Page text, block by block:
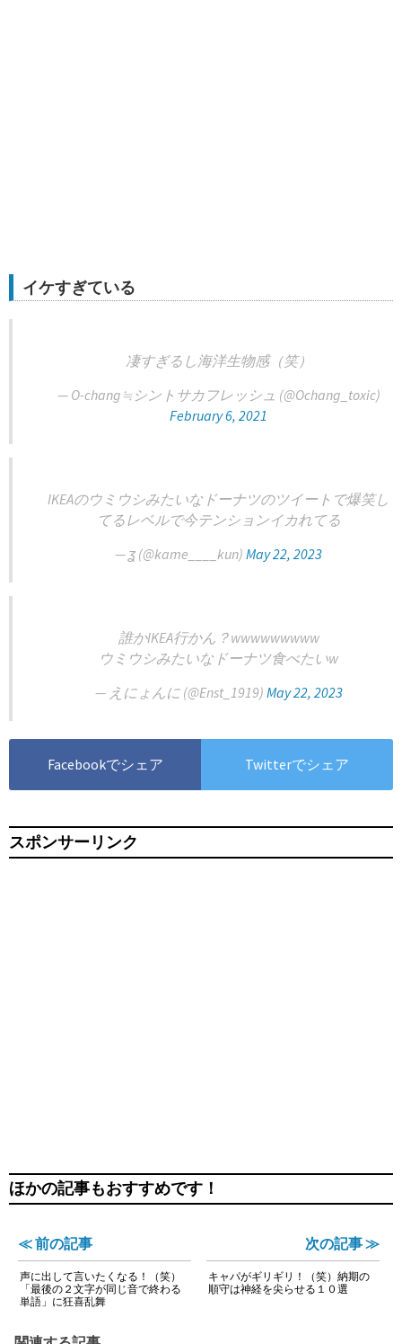
イケすぎている
凄すぎるし海洋生物感（笑）
— O-chang≒シントサカフレッシュ (@Ochang_toxic)
February 6, 2021
IKEAのウミウシみたいなドーナツのツイートで爆笑し
てるレベルで今テンションイカれてる
— ʓ (@kame____kun) May 22, 2023
誰かIKEA行かん？wwwwwwwww
ウミウシみたいなドーナツ食べたいw
— えにょんに (@Enst_1919) May 22, 2023
Facebookでシェア Twitterでシェア
スポンサーリンク
ほかの記事もおすすめです！
≪ 前の記事
声に出して言いたくなる！（笑）
「最後の２文字が同じ音で終わる
単語」に狂喜乱舞
次の記事 ≫
キャパがギリギリ！（笑）納期の
順守は神経を尖らせる１０選